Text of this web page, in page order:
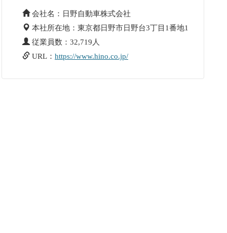
会社名：日野自動車株式会社
本社所在地：東京都日野市日野台3丁目1番地1
従業員数：32,719人
URL： https://www.hino.co.jp/